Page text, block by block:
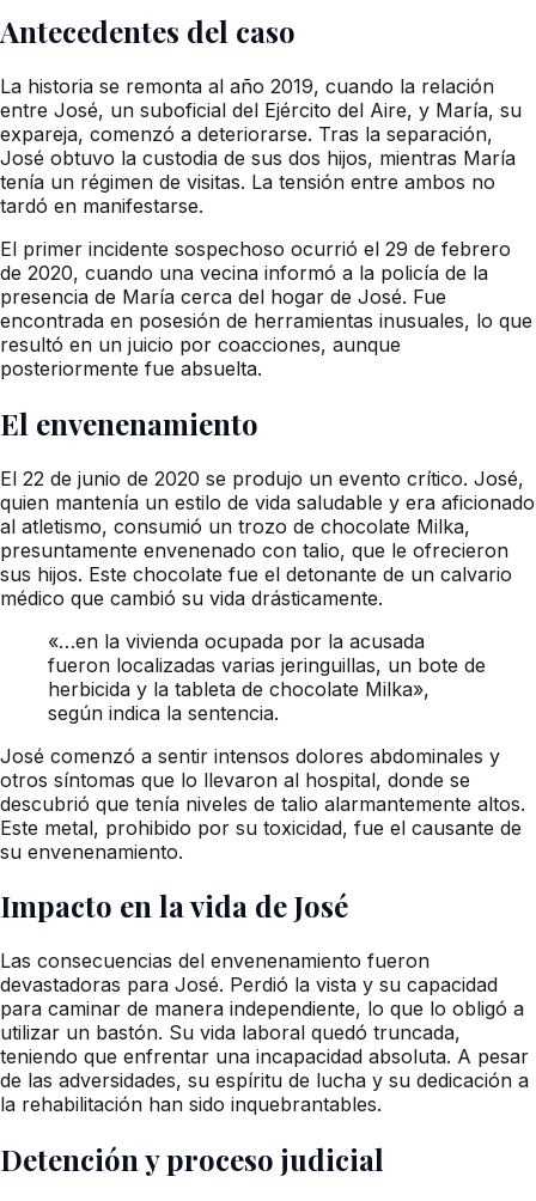
Antecedentes del caso
La historia se remonta al año 2019, cuando la relación
entre José, un suboficial del Ejército del Aire, y María, su
expareja, comenzó a deteriorarse. Tras la separación,
José obtuvo la custodia de sus dos hijos, mientras María
tenía un régimen de visitas. La tensión entre ambos no
tardó en manifestarse.
El primer incidente sospechoso ocurrió el 29 de febrero
de 2020, cuando una vecina informó a la policía de la
presencia de María cerca del hogar de José. Fue
encontrada en posesión de herramientas inusuales, lo que
resultó en un juicio por coacciones, aunque
posteriormente fue absuelta.
El envenenamiento
El 22 de junio de 2020 se produjo un evento crítico. José,
quien mantenía un estilo de vida saludable y era aficionado
al atletismo, consumió un trozo de chocolate Milka,
presuntamente envenenado con talio, que le ofrecieron
sus hijos. Este chocolate fue el detonante de un calvario
médico que cambió su vida drásticamente.
«…en la vivienda ocupada por la acusada
fueron localizadas varias jeringuillas, un bote de
herbicida y la tableta de chocolate Milka»,
según indica la sentencia.
José comenzó a sentir intensos dolores abdominales y
otros síntomas que lo llevaron al hospital, donde se
descubrió que tenía niveles de talio alarmantemente altos.
Este metal, prohibido por su toxicidad, fue el causante de
su envenenamiento.
Impacto en la vida de José
Las consecuencias del envenenamiento fueron
devastadoras para José. Perdió la vista y su capacidad
para caminar de manera independiente, lo que lo obligó a
utilizar un bastón. Su vida laboral quedó truncada,
teniendo que enfrentar una incapacidad absoluta. A pesar
de las adversidades, su espíritu de lucha y su dedicación a
la rehabilitación han sido inquebrantables.
Detención y proceso judicial